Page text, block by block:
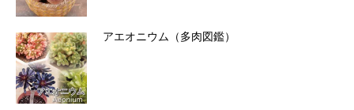
アエオニウム（多肉図鑑）